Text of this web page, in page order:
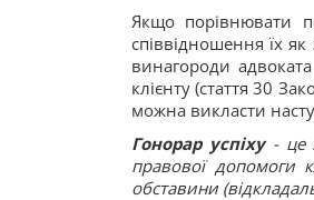
Якщо порівнювати
співвідношення їх
винагороди
клієнту (стаття 30
можна викласти
Гонорар успіху - це
правової допомоги
обставини